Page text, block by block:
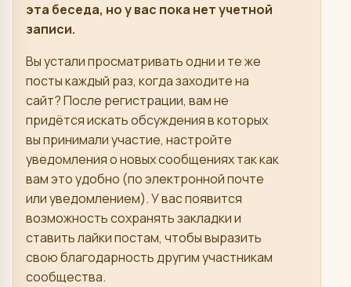
эта беседа, но у вас пока нет учетной
записи.
Вы устали просматривать одни и те же
посты каждый раз, когда заходите на
сайт? После регистрации, вам не
придётся искать обсуждения в которых
вы принимали участие, настройте
уведомления о новых сообщениях так как
вам это удобно (по электронной почте
или уведомлением). У вас появится
возможность сохранять закладки и
ставить лайки постам, чтобы выразить
свою благодарность другим участникам
сообщества.